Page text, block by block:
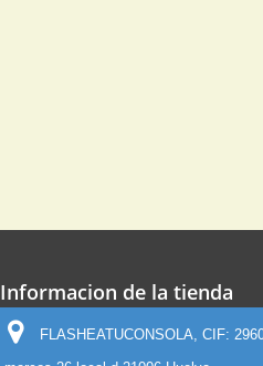
Informacion de la tienda
FLASHEATUCONSOLA, CIF: